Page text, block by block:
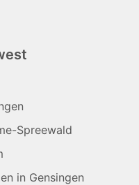
Spreewald
in Gensingen